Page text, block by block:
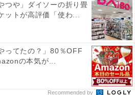
つや」ダイソーの折り畳
ットが高評価「使わ...
ってたの？」80％OFF
の本気が...
Recommended by